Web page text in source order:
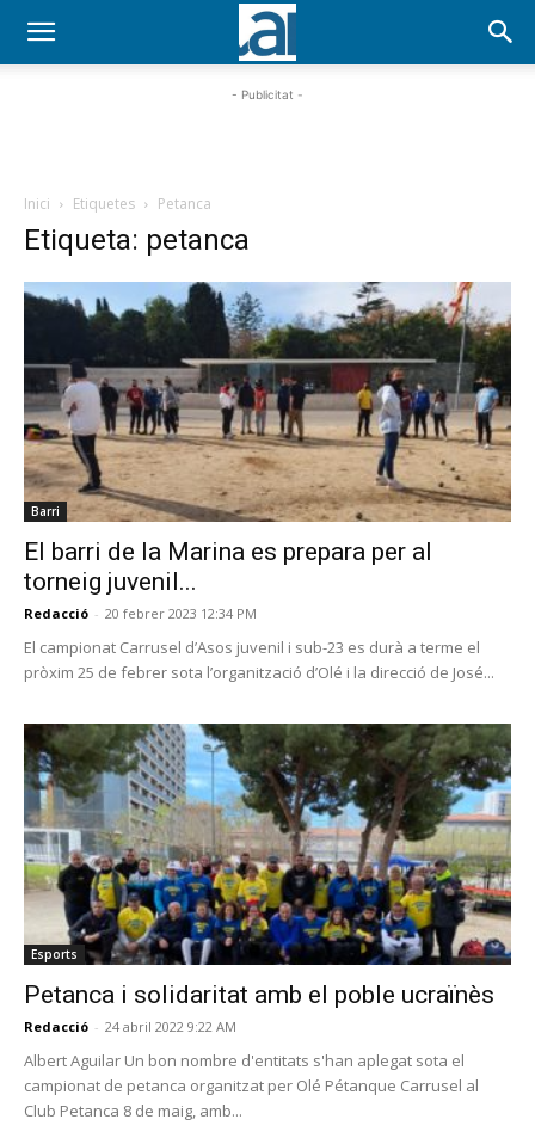
- Publicitat -
Inici Etiquetes Petanca
Etiqueta: petanca
Barri
El barri de la Marina es prepara per al
torneig juvenil...
Redacció - 20 febrer 2023 12:34 PM
El campionat Carrusel d’Asos juvenil i sub-23 es durà a terme el
pròxim 25 de febrer sota l’organització d’Olé i la direcció de José...
Esports
Petanca i solidaritat amb el poble ucraïnès
Redacció - 24 abril 2022 9:22 AM
Albert Aguilar Un bon nombre d'entitats s'han aplegat sota el
campionat de petanca organitzat per Olé Pétanque Carrusel al
Club Petanca 8 de maig, amb...